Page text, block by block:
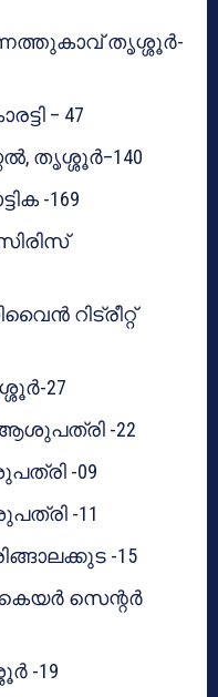
തൃശ്ശൂർ-
– 47
തൃശ്ശൂർ–140
-169
റിട്രീറ്റ്
27
-22
-09
-11
-15
സെന്റർ
-19